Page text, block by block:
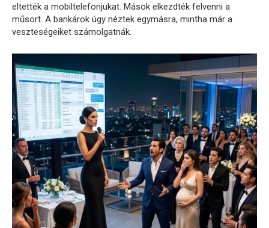
eltették a mobiltelefonjukat. Mások elkezdték felvenni a
műsort. A bankárok úgy néztek egymásra, mintha már a
veszteségeiket számolgatnák.